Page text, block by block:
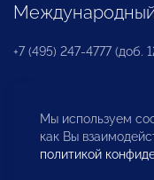
+7 (495) 247-4777 (доб.
Бюро по
инвесторов
Мы используем
как Вы
политикой